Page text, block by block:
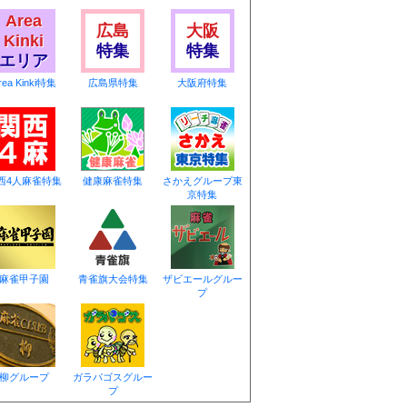
Area
Kinki
エリア
Kinki特集
広島
特集
広島県特集
大阪
特集
大阪府特集
4人麻雀特集 健康麻雀特集
さかえグループ東
京特集
雀甲子園 青雀旗大会特集
ザビエールグルー
プ
グループ
ガラパゴスグルー
プ